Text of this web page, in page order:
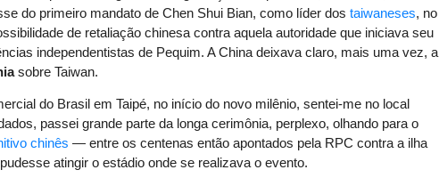
do primeiro mandato de Chen Shui Bian, como líder dos taiwaneses, no
de retaliação chinesa contra aquela autoridade que iniciava seu
independentistas de Pequim. A China deixava claro, mais uma vez, a
sobre Taiwan.
do Brasil em Taipé, no início do novo milênio, sentei-me no local
passei grande parte da longa cerimônia, perplexo, olhando para o
chinês — entre os centenas então apontados pela RPC contra a ilha
atingir o estádio onde se realizava o evento.